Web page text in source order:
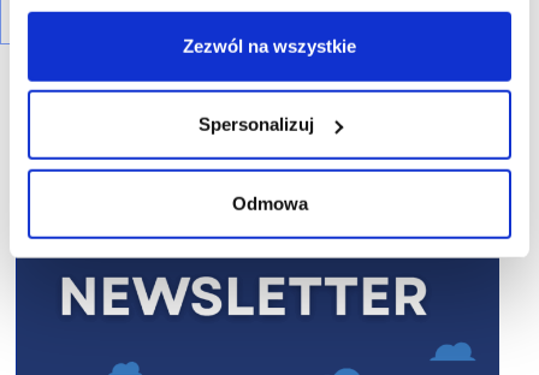
Zezwól na wszystkie
Spersonalizuj
Odmowa